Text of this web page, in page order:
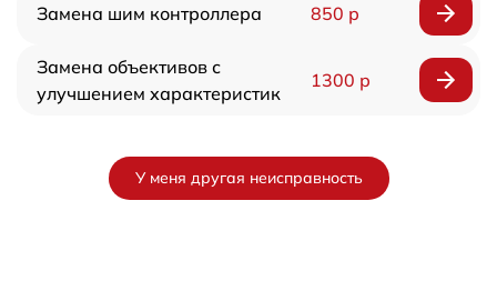
Замена шим контроллера 850 р
Замена объективов с
улучшением характеристик
1300 р
У меня другая неисправность